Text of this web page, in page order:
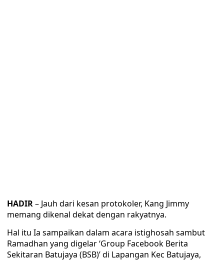
HADIR– Jauh dari kesan protokoler, Kang Jimmy
memang dikenal dekat dengan rakyatnya.
Hal itu Ia sampaikan dalam acara istighosah sambut
Ramadhan yang digelar ‘Group Facebook Berita
Sekitaran Batujaya (BSB)’ di Lapangan Kec Batujaya,